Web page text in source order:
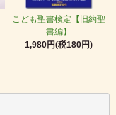
こども聖書検定【旧約聖
書編】
1,980円(税180円)